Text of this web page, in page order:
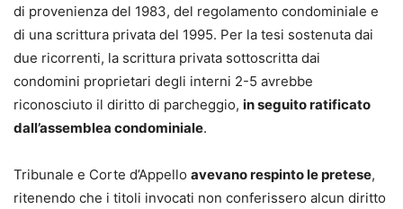
dal 2001 firma rubriche nel quotidiano la Nazione del
gruppo QN e dal 2022 tiene rubriche radiofoniche per
Radio Toscana. Relatore a numerosi convegni nel
territorio nazionale, isole comprese.
di provenienza del 1983, del regolamento condominiale e
di una scrittura privata del 1995. Per la tesi sostenuta dai
due ricorrenti, la scrittura privata sottoscritta dai
condomini proprietari degli interni 2-5 avrebbe
riconosciuto il diritto di parcheggio, in seguito ratificato
dall’assemblea condominiale.
Tribunale e Corte d’Appello avevano respinto le pretese,
ritenendo che i titoli invocati non conferissero alcun diritto